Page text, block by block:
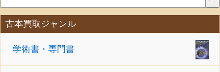
古本買取ジャンル
学術書・専門書